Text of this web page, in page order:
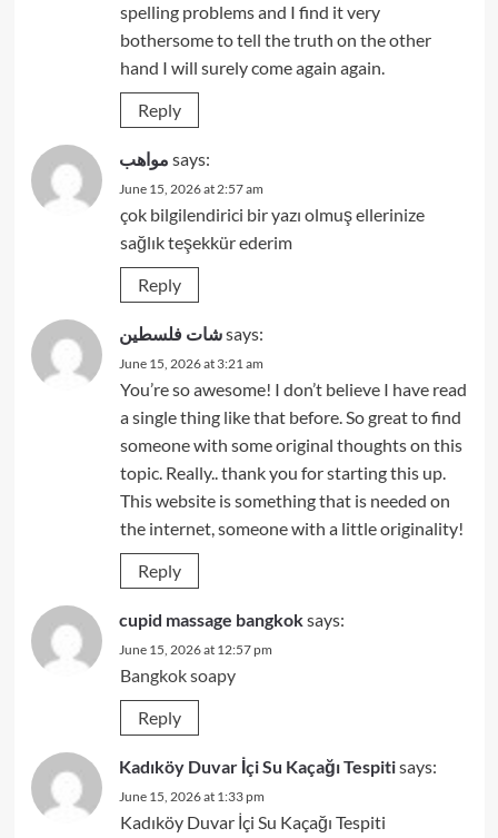
spelling problems and I find it very
bothersome to tell the truth on the other
hand I will surely come again again.
Reply
مواهب says:
June 15, 2026 at 2:57 am
çok bilgilendirici bir yazı olmuş ellerinize
sağlık teşekkür ederim
Reply
شات فلسطينsays:
June 15, 2026 at 3:21 am
You’re so awesome! I don’t believe I have read
a single thing like that before. So great to find
someone with some original thoughts on this
topic. Really.. thank you for starting this up.
This website is something that is needed on
the internet, someone with a little originality!
Reply
cupid massage bangkoksays:
June 15, 2026 at 12:57 pm
Bangkok soapy
Reply
Kadıköy Duvar İçi Su Kaçağı Tespitisays:
June 15, 2026 at 1:33 pm
Kadıköy Duvar İçi Su Kaçağı Tespiti